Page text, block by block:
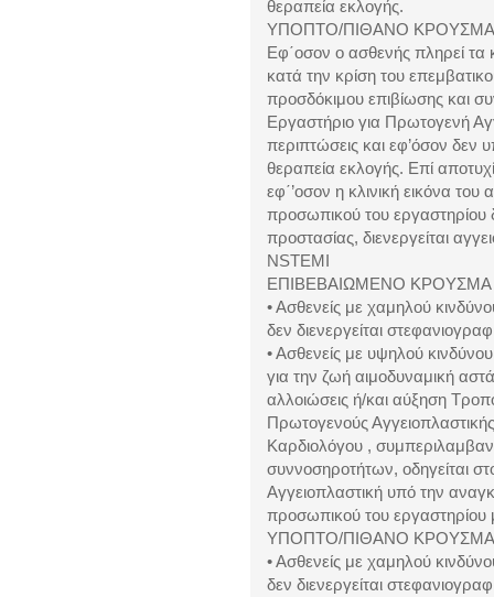
θεραπεία εκλογής.
ΥΠΟΠΤΟ/ΠΙΘΑΝΟ ΚΡΟΥΣΜΑ
Eφ΄οσον ο ασθενής πληρεί τα
κατά την κρίση του
προσδόκιμου επιβίωσης και
Εργαστήριο για Πρωτογενή
περιπτώσεις και εφ’όσον δεν
θεραπεία εκλογής. Επί
εφ΄’οσον η κλινική εικόνα
προσωπικού του εργαστηρίου
προστασίας, διενεργείται
NSTEMI
ΕΠΙΒΕΒΑΙΩΜΕΝΟ ΚΡΟΥΣΜΑ
• Ασθενείς με χαμηλού
δεν διενεργείται
• Ασθενείς με υψηλού
για την ζωή αιμοδυναμική
αλλοιώσεις ή/και αύξηση
Πρωτογενούς
Καρδιολόγου ,
συννοσηροτήτων, οδηγείται
Αγγειοπλαστική υπό την
προσωπικού του
ΥΠΟΠΤΟ/ΠΙΘΑΝΟ
• Ασθενείς με χαμηλού
δεν διενεργείται